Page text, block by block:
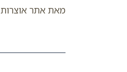
מאת אתר אוצרות